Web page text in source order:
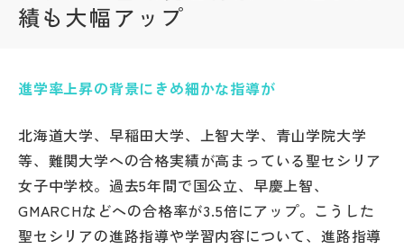
説明会・イベント情報
よみもの
績も大幅アップ
進学率上昇の背景にきめ細かな指導が
北海道大学、早稲田大学、上智大学、青山学院大学
等、難関大学への合格実績が高まっている聖セシリア
女子中学校。過去5年間で国公立、早慶上智、
GMARCHなどへの合格率が3.5倍にアップ。こうした
聖セシリアの進路指導や学習内容について、進路指導